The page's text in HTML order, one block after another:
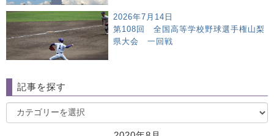
2026年7月14日
第108回 全国高等学校野球選手権山梨
県大会 一回戦
記事を探す